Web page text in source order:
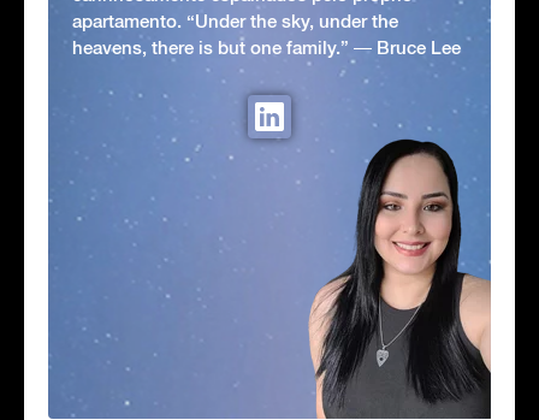
apartamento. “Under the sky, under the
heavens, there is but one family.” ― Bruce Lee